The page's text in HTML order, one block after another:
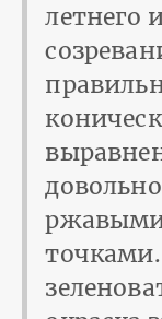
летнего